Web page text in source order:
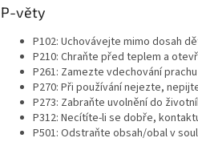
P-věty
P102: Uchovávejte mimo dosah
P210: Chraňte před teplem a
P261: Zamezte vdechování prachu
P270: Při používání nejezte,
P273: Zabraňte uvolnění do
P312: Necítíte-li se dobře,
P501: Odstraňte obsah/obal v